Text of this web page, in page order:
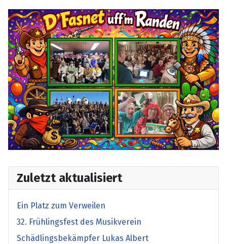
Zuletzt aktualisiert
Ein Platz zum Verweilen
32. Frühlingsfest des Musikverein
Schädlingsbekämpfer Lukas Albert